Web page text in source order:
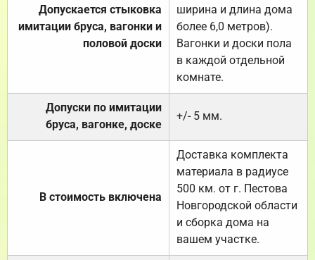
Допускается стыковка
имитации бруса, вагонки и
половой доски
ширина и длина дома
более 6,0 метров).
Вагонки и доски пола
в каждой отдельной
комнате.
Допуски по имитации
бруса, вагонке, доске
+/- 5 мм.
В стоимость включена
Доставка комплекта
материала в радиусе
500 км. от г. Пестова
Новгородской области
и сборка дома на
вашем участке.